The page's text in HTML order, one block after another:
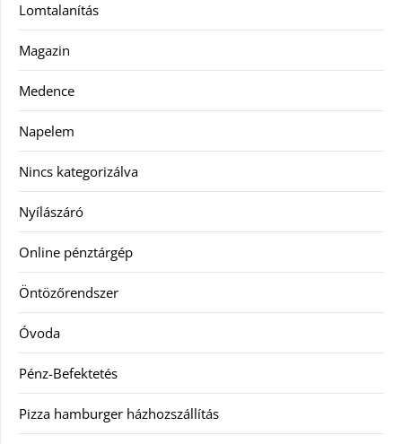
Lomtalanítás
Magazin
Medence
Napelem
Nincs kategorizálva
Nyílászáró
Online pénztárgép
Öntözőrendszer
Óvoda
Pénz-Befektetés
Pizza hamburger házhozszállítás